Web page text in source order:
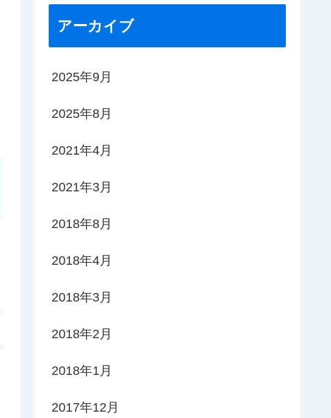
アーカイブ
2025年9月
2025年8月
2021年4月
2021年3月
2018年8月
2018年4月
2018年3月
2018年2月
2018年1月
2017年12月